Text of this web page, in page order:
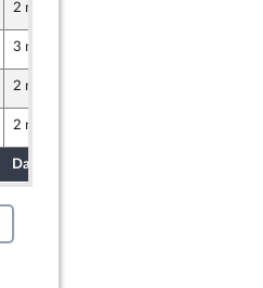
2 mars 2021
3 mars 2021
2 mars 2021
2 mars 2021
Date de dépôt